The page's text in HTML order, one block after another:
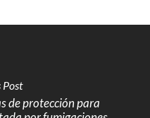
Post
de protección para